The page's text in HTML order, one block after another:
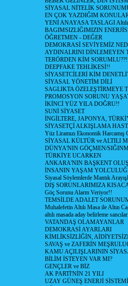
SİYASAL NİTELİK
EN ÇOK YAZDIĞIM
YENİ ANAYASA TASLAGI Altılı
BAGIMSIZLIĞIMIZIN
ÖĞRETMEN - DEĞER
DEMOKRASİ SEVİYEMİZ
AYDINALRINI DİNLEMEYEN
TERÖRDEN KİM
DEEPFAKE TEHLİKESİ!!
SİYASETCİLERİ KİM
SİYASAL YÖNETİM DİLİ
SAGLIKTA ÖZELEŞTİRMEYE
PROMOSYON SORUNU
İKİNCİ YÜZ YILA DOĞRU!!
SUNİ SİYASET
İNGİLTERE, JAPONYA,
SİYASETÇİ ALKIŞLAMA
Yüz Liramızı Ekonomik Harcamış
SİYASAL KÜLTÜR ve ALTILI
DÜNYA'NIN GÖÇMEN/
TÜRKİYE UCARKEN
ANKARA'NIN BAŞKENT
İNSANIN YAŞAM
Siyasal Söylemlerde Mantık
DIŞ SORUNLARIMIZA
Göç Sorunu Alarm Veriyor!!
TEMSİLDE ADALET
Muhalefetin Altılı Masa ile Altın
altılı masada aday belirleme
VATANDAŞ OLAMAYANLAR
DEMOKRASİ AYARLARI
KİMLİKSİZLİĞİN,
SAVAŞ ve ZAFERİN
KAMU AÇILIŞLARININ
BİLİM İSTEYEN VAR MI?
GENÇLER ve BİZ
AK PARTİ'NİN 21 YILI
UZAY GÜNEŞ ENERJİ SİSTEMİ